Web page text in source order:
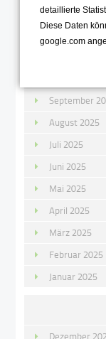
September
August 2025
Juli 2025
Juni 2025
Mai 2025
April 2025
März 2025
Februar 2025
Januar 2025
Dezember
detaillierte
Diese Daten
google.com